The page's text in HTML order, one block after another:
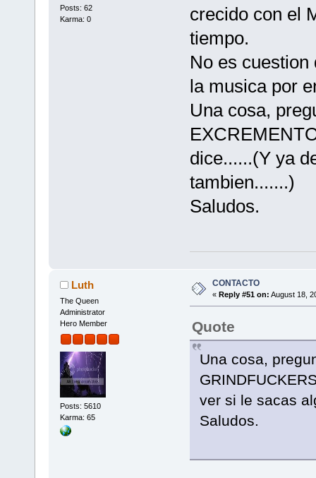
Posts: 62
Karma: 0
crecido con el
tiempo.
No es
la musica por
Una cosa,
dice......(Y ya
tambien.......)
Saludos.
Luth
The Queen
Administrator
Hero Member
Posts: 5610
Karma: 65
CONTACTO
« Reply #51 on: August 18,
Quote
Una cosa,
ver si le sacas
Saludos.